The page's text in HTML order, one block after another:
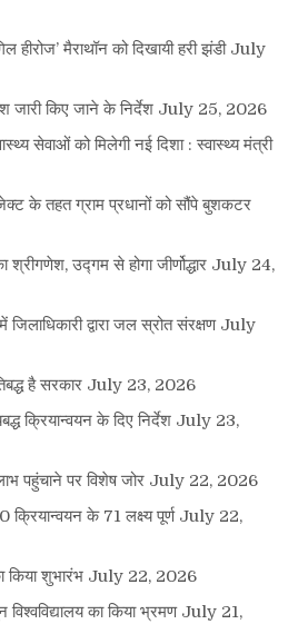
हीरोज’ मैराथॉन को दिखायी हरी झंडी July
जारी किए जाने के निर्देश July 25, 2026
सेवाओं को मिलेगी नई दिशा : स्वास्थ्य मंत्री
के तहत ग्राम प्रधानों को सौंपे बुशकटर
श्रीगणेश, उद्गम से होगा जीर्णोद्धार July 24,
द्वारा जल स्रोत संरक्षण July
है सरकार July 23, 2026
क्रियान्वयन के दिए निर्देश July 23,
पहुंचाने पर विशेष जोर July 22, 2026
क्रियान्वयन के 71 लक्ष्य पूर्ण July 22,
किया शुभारंभ July 22, 2026
का किया भ्रमण July 21,